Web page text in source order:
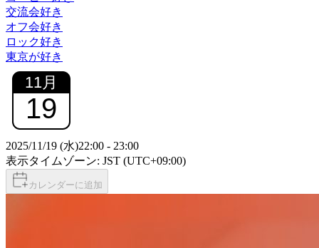
交流会好き
オフ会好き
ロック好き
東京が好き
11月
19
2025/11/19 (水)22:00 - 23:00
表示タイムゾーン: JST (UTC+09:00)
カレンダーに追加